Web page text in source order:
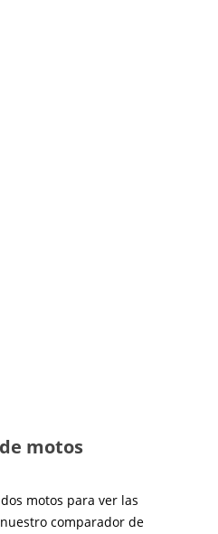
de motos
motos para ver las
comparador de